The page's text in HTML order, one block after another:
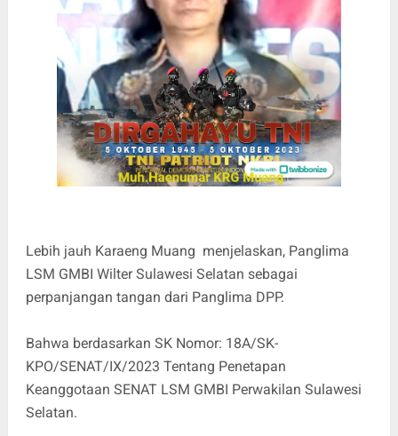
Lebih jauh Karaeng Muang menjelaskan, Panglima
LSM GMBI Wilter Sulawesi Selatan sebagai
perpanjangan tangan dari Panglima DPP.
Bahwa berdasarkan SK Nomor: 18A/SK-
KPO/SENAT/IX/2023 Tentang Penetapan
Keanggotaan SENAT LSM GMBI Perwakilan Sulawesi
Selatan.